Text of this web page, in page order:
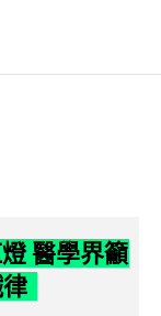
醫學界籲